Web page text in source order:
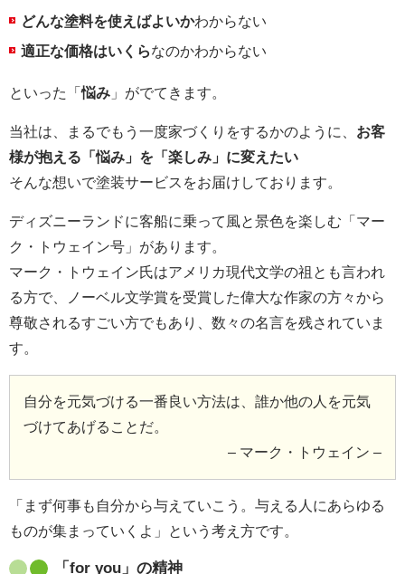
どんな塗料を使えばよいかわからない
適正な価格はいくらなのかわからない
といった「悩み 」がでてきます。
当社は、まるでもう一度家づくりをするかのように、 お客
様が抱える「悩み」を「楽しみ」に変えたい
そんな想いで塗装サービスをお届けしております。
ディズニーランドに客船に乗って風と景色を楽しむ「マー
ク・トウェイン号」があります。
マーク・トウェイン氏はアメリカ現代文学の祖とも言われ
る方で、ノーベル文学賞を受賞した偉大な作家の方々から
尊敬されるすごい方でもあり、数々の名言を残されていま
す。
自分を元気づける一番良い方法は、誰か他の人を元気
づけてあげることだ。
– マーク・トウェイン –
「まず何事も自分から与えていこう。与える人にあらゆる
ものが集まっていくよ」という考え方です。
「for you」の精神